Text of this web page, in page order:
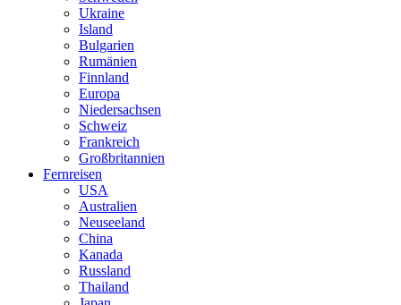
Ukraine
Island
Bulgarien
Rumänien
Finnland
Europa
Niedersachsen
Schweiz
Frankreich
Großbritannien
Fernreisen
USA
Australien
Neuseeland
China
Kanada
Russland
Thailand